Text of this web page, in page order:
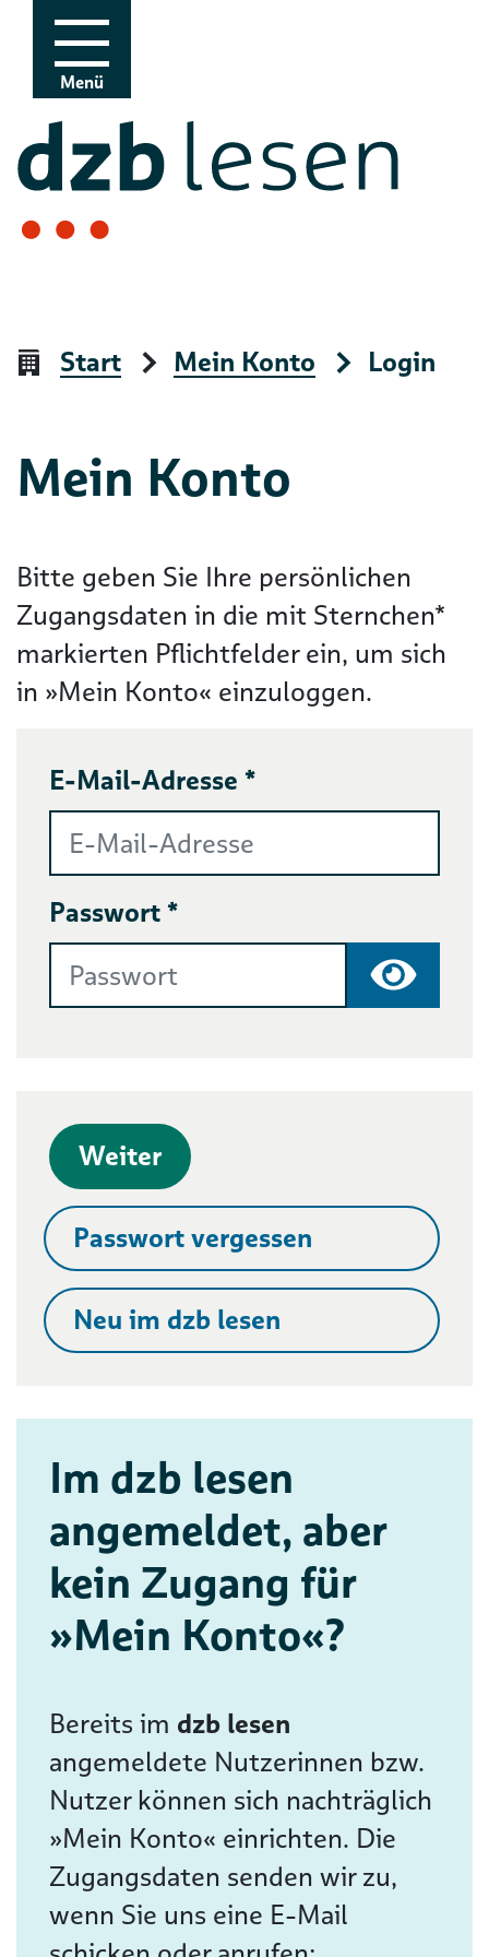
Zur Navigation
Zum Inhalt
Menü
Start Mein Konto Login
Mein Konto
Bitte geben Sie Ihre persönlichen
Zugangsdaten in die mit Sternchen*
markierten Pflichtfelder ein, um sich
in »Mein Konto« einzuloggen.
E-Mail-Adresse *
Passwort *
Weiter
Passwort vergessen
Neu im dzb lesen
Im dzb lesen
angemeldet, aber
kein Zugang für
»Mein Konto«?
Bereits im dzb lesen
angemeldete Nutzerinnen bzw.
Nutzer können sich nachträglich
»Mein Konto« einrichten. Die
Zugangsdaten senden wir zu,
wenn Sie uns eine E-Mail